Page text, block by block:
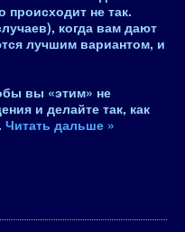
происходит не так.
когда вам дают
лучшим вариантом, и
вы «этим» не
и делайте так, как
Читать дальше »